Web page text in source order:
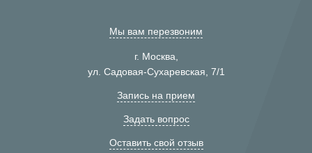
Мы вам перезвоним
г. Москва,
ул. Садовая-Сухаревская, 7/1
Запись на прием
Задать вопрос
Оставить свой отзыв